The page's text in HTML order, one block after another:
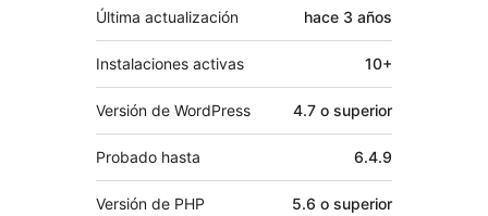
Última actualización hace 3 años
Instalaciones activas 10+
Versión de WordPress 4.7 o superior
Probado hasta 6.4.9
Versión de PHP 5.6 o superior